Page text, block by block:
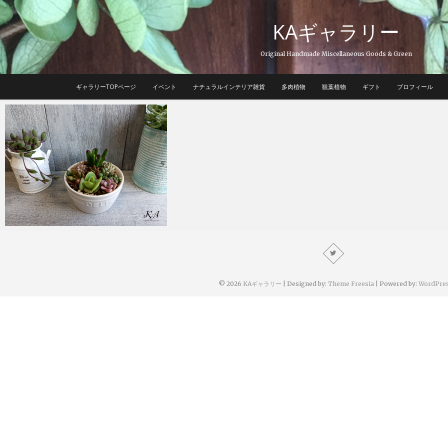
Skip
to
content
KAギャラリー
Original Handmade Miscellaneous Goods & Green
ギャラリーTOPページ イベント ナチュラルインテリア雑貨 多肉植物 観葉植物 ギフト プロフィール
© 2026 KAギャラリー | Designed by: Theme Freesia | Powered by: